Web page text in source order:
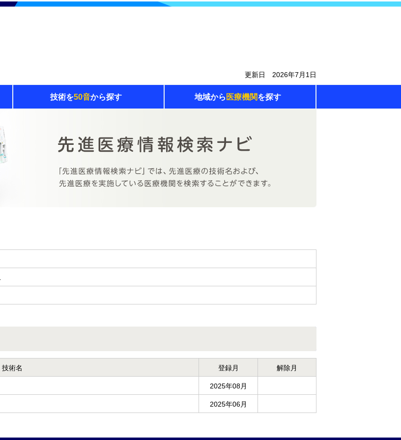
更新日 2026年7月1日
技術を50音から探す 地域から 医療機関を探す
技術名 登録月 解除月
2025年08月
2025年06月